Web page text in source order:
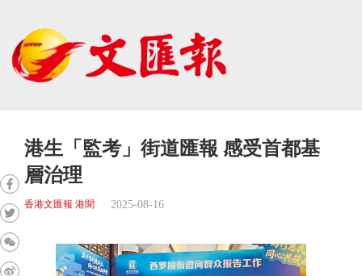
港生「監考」街道匯報 感受首都基
層治理
香港文匯報 港聞 2025-08-16